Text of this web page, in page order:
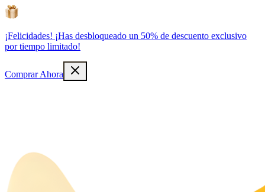
¡Felicidades! ¡Has desbloqueado un 50% de descuento exclusivo
por tiempo limitado!
Comprar Ahora